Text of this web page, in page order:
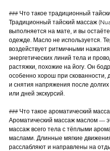
### Что такое традиционный
Традиционный тайский массаж
выполняется на мате, и вы
одежде. Масло не используется.
воздействует ритмичными
энергетических линий тела и
растяжки, похожие на йогу. Он
особенно хорош при скованности,
и снятия напряжения после
или дней экскурсий.
### Что такое ароматический
Ароматический массаж маслом —
массаж всего тела с тёплыми
маслами. Длинные мягкие
расслабляют и направлены на